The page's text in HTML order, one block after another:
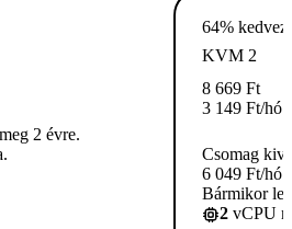
2 évre.
64%
KVM 2
8 669 Ft
3 149 Ft/hó
Csomag
6 049 Ft/hó
Bármikor
2 vCPU